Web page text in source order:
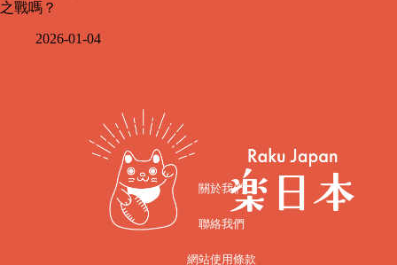
之戰嗎？
2026-01-04
關於我們
聯絡我們
網站使用條款